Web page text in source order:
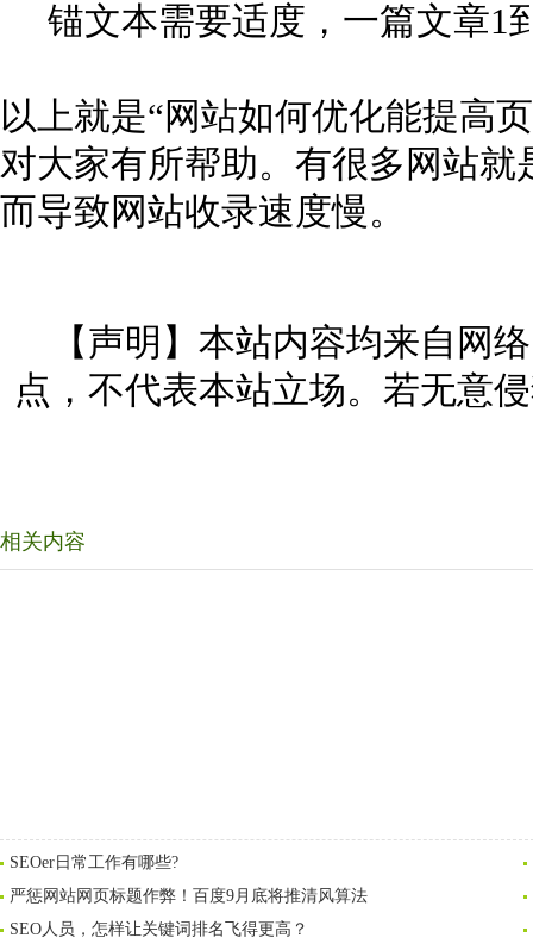
锚文本需要适度，一篇文章1
以上就是“网站如何优化能提高
对大家有所帮助。有很多网站
而导致网站收录速度慢。
【声明】本站内容均来自网
点，不代表本站立场。若无意
相关内容
SEOer日常工作有哪些?
严惩网站网页标题作弊！百度9月底将推清风算法
SEO人员，怎样让关键词排名飞得更高？